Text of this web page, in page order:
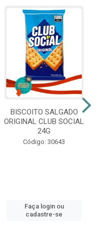
BISCOITO SALGADO
ORIGINAL CLUB SOCIAL
24G
Código: 30643
Faça login ou
cadastre-se